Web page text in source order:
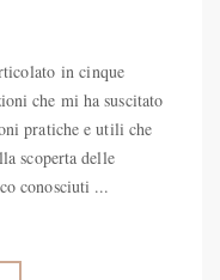
in cinque
che mi ha suscitato
pratiche e utili che
scoperta delle
conosciuti ...